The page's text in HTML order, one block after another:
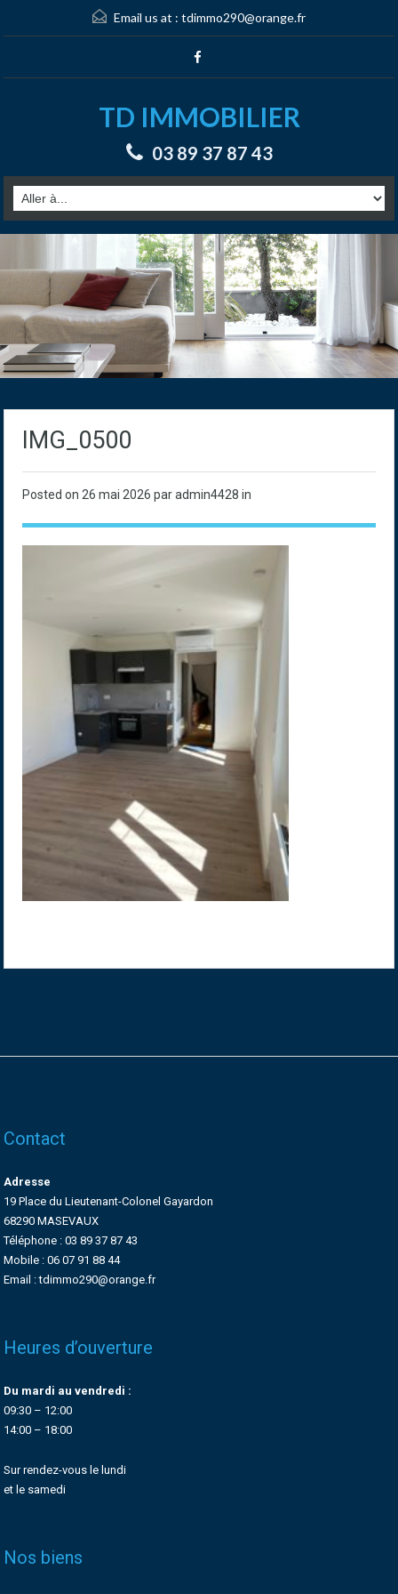
Email us at : tdimmo290@orange.fr
TD IMMOBILIER
03 89 37 87 43
IMG_0500
Posted on 26 mai 2026 par admin4428 in
Contact
Adresse
19 Place du Lieutenant-Colonel Gayardon
68290 MASEVAUX
Téléphone : 03 89 37 87 43
Mobile : 06 07 91 88 44
Email : tdimmo290@orange.fr
Heures d’ouverture
Du mardi au vendredi :
09:30 – 12:00
14:00 – 18:00
Sur rendez-vous le lundi
et le samedi
Nos biens